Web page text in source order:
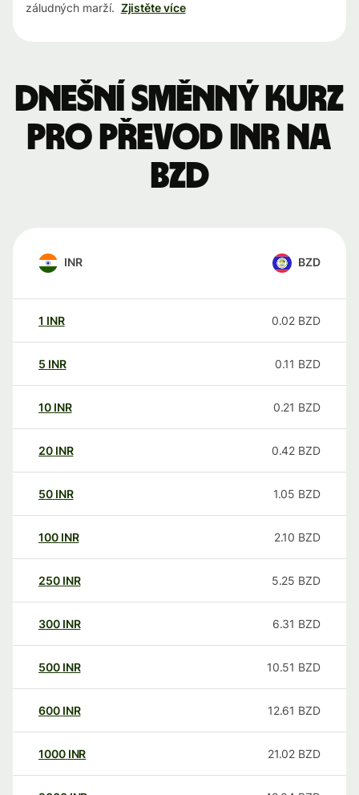
záludných marží. Zjistěte více
Dnešní směnný kurz
pro převod INR na
BZD
INR BZD
1 INR 0.02 BZD
5 INR 0.11 BZD
10 INR 0.21 BZD
20 INR 0.42 BZD
50 INR 1.05 BZD
100 INR 2.10 BZD
250 INR 5.25 BZD
300 INR 6.31 BZD
500 INR 10.51 BZD
600 INR 12.61 BZD
1000 INR 21.02 BZD